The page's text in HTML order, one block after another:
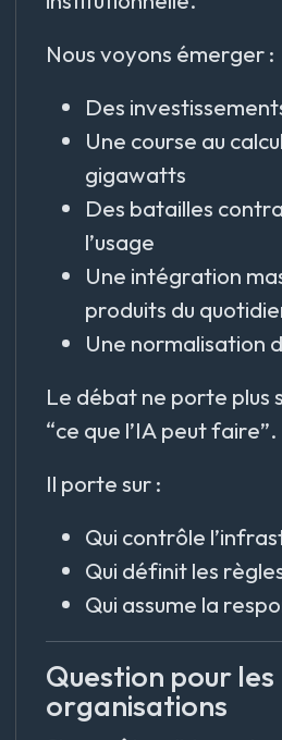
Nous voyons émerger :
Des
Une course au
gigawatts
Des batailles
l’usage
Une intégration
produits du
Une normalisation
Le débat ne porte plus
“ce que l’IA peut faire”.
Il porte sur :
Qui contrôle
Qui définit les
Qui assume la
Question pour les
organisations